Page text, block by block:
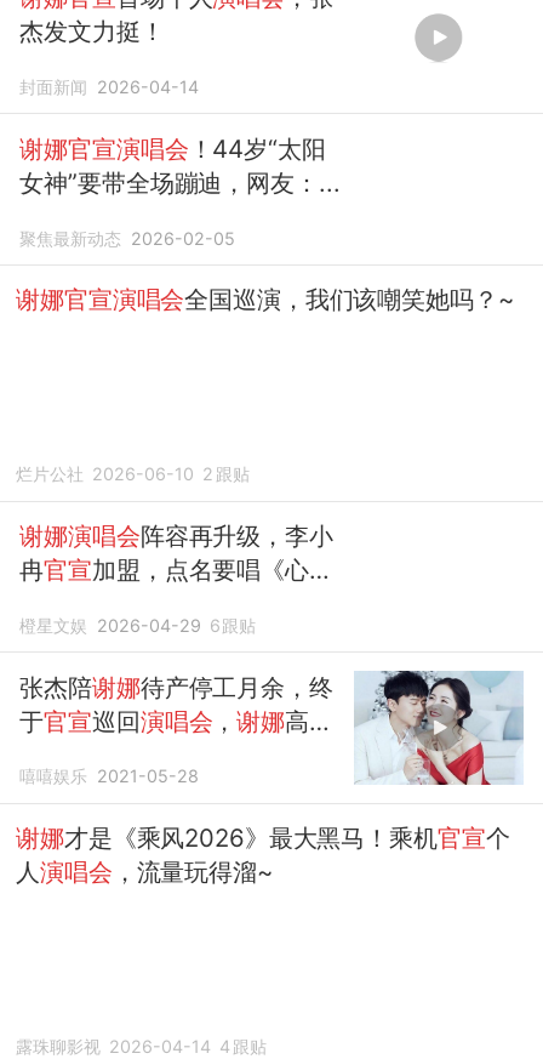
杰发文力挺！
封面新闻 2026-04-14
谢娜官宣演唱会 ！44岁“太阳
女神”要带全场蹦迪，网友：...
聚焦最新动态 2026-02-05
谢娜官宣演唱会全国巡演，我们该嘲笑她吗？~
烂片公社 2026-06-10 2 跟贴
谢娜演唱会阵容再升级，李小
冉官宣加盟，点名要唱《心愿
橙星文娱 2026-04-29 6跟贴
张杰陪谢娜待产停工月余，终
于官宣巡回演唱会 ，谢娜高调
嘻嘻娱乐 2021-05-28
谢娜才是《乘风2026》最大黑马！乘机官宣个
人演唱会 ，流量玩得溜~
露珠聊影视 2026-04-14 4 跟贴